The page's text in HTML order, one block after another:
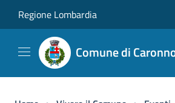
Regione Lombardia
Comune di